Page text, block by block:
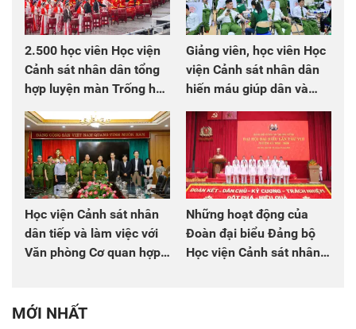
2.500 học viên Học viện
Cảnh sát nhân dân tổng
hợp luyện màn Trống hội
chào mừng Đại hội Đảng
Giảng viên, học viên Học
viện Cảnh sát nhân dân
hiến máu giúp dân và
đồng đội
Học viện Cảnh sát nhân
dân tiếp và làm việc với
Văn phòng Cơ quan hợp
Những hoạt động của
Đoàn đại biểu Đảng bộ
Học viện Cảnh sát nhân
MỚI NHẤT